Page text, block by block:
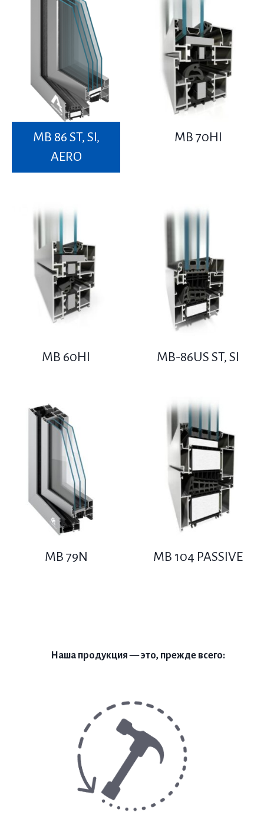
MB 86 ST, SI,
AERO
MB 70HI
MB 60HI MB-86US ST, SI
MB 79N MB 104 PASSIVE
Наша продукция — это, прежде всего: